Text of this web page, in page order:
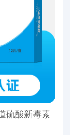
硫酸新霉素